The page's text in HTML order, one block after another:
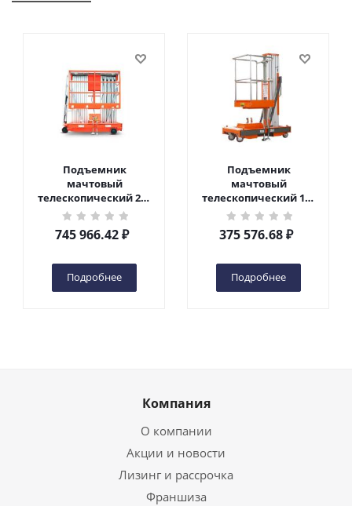
Подъемник
мачтовый
телескопический 200
кг 10 м TOR GTWY10-
200S DC 2-мачтовый
(автономный) (N) в
745 966.42₽
Подробнее
Подъемник
мачтовый
телескопический 125
кг 6 м TOR GTWY6-100
DC 1-мачтовый
(автономный) (G) в
375 576.68₽
Подробнее
Компания
О компании
Акции и новости
Лизинг и рассрочка
Франшиза